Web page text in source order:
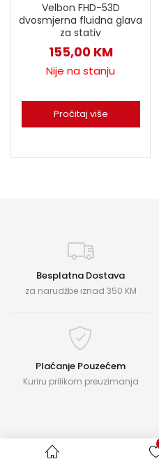
Velbon FHD-53D
dvosmjerna fluidna glava
za stativ
155,00 KM
Nije na stanju
Pročitaj više
Besplatna Dostava
za narudžbe iznad 350 KM
Plaćanje Pouzećem
Kuriru prilikom preuzimanja